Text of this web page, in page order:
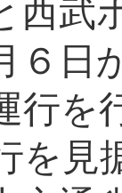
武
６日
行を
を見